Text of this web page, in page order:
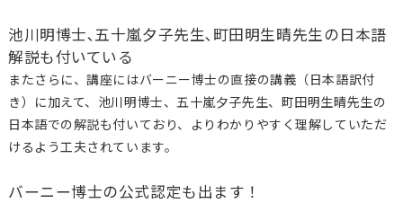
池川明博士､五十嵐夕子先生､町田明生晴先生の日本語
解説も付いている
またさらに、講座にはバーニー博士の直接の講義（日本語訳付
き）に加えて、池川明博士、五十嵐夕子先生、町田明生晴先生の
日本語での解説も付いており、よりわかりやすく理解していただ
けるよう工夫されています。
バーニー博士の公式認定も出ます！